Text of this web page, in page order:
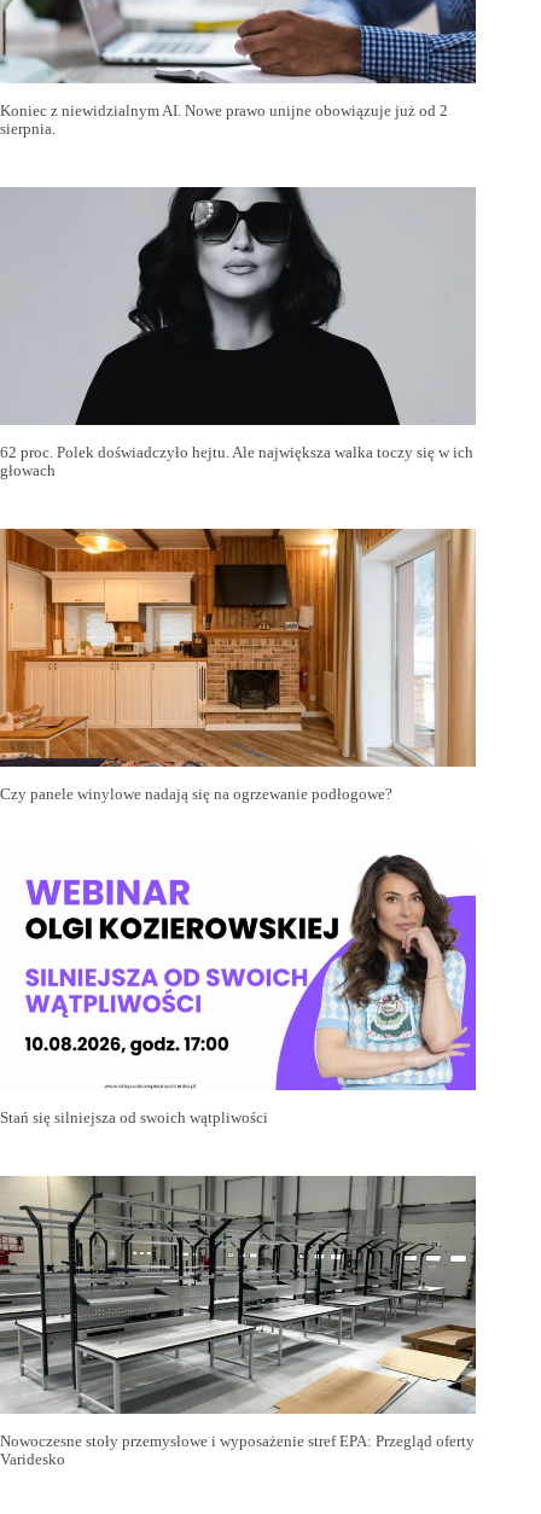
Koniec z niewidzialnym AI. Nowe prawo unijne obowiązuje już od 2
sierpnia.
62 proc. Polek doświadczyło hejtu. Ale największa walka toczy się w ich
głowach
Czy panele winylowe nadają się na ogrzewanie podłogowe?
Stań się silniejsza od swoich wątpliwości
Nowoczesne stoły przemysłowe i wyposażenie stref EPA: Przegląd oferty
Varidesko